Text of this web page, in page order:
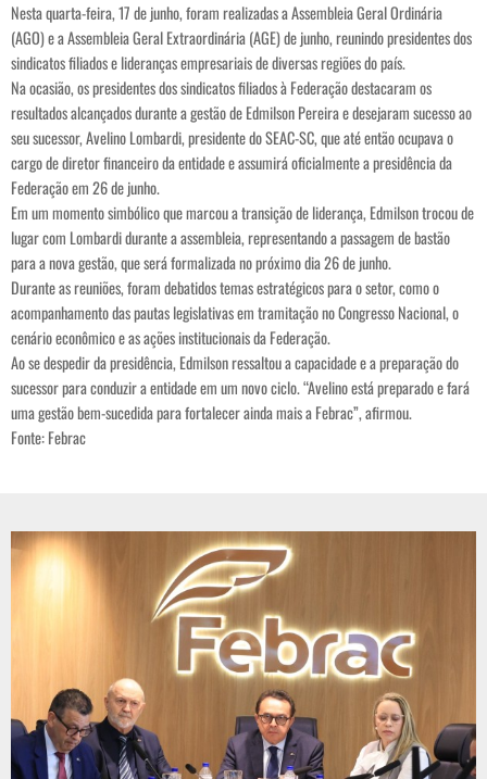
Nesta quarta-feira, 17 de junho, foram realizadas a Assembleia Geral Ordinária
(AGO) e a Assembleia Geral Extraordinária (AGE) de junho, reunindo presidentes dos
sindicatos filiados e lideranças empresariais de diversas regiões do país.
Na ocasião, os presidentes dos sindicatos filiados à Federação destacaram os
resultados alcançados durante a gestão de Edmilson Pereira e desejaram sucesso ao
seu sucessor, Avelino Lombardi, presidente do SEAC-SC, que até então ocupava o
cargo de diretor financeiro da entidade e assumirá oficialmente a presidência da
Federação em 26 de junho.
Em um momento simbólico que marcou a transição de liderança, Edmilson trocou de
lugar com Lombardi durante a assembleia, representando a passagem de bastão
para a nova gestão, que será formalizada no próximo dia 26 de junho.
Durante as reuniões, foram debatidos temas estratégicos para o setor, como o
acompanhamento das pautas legislativas em tramitação no Congresso Nacional, o
cenário econômico e as ações institucionais da Federação.
Ao se despedir da presidência, Edmilson ressaltou a capacidade e a preparação do
sucessor para conduzir a entidade em um novo ciclo. “Avelino está preparado e fará
uma gestão bem-sucedida para fortalecer ainda mais a Febrac”, afirmou.
Fonte: Febrac